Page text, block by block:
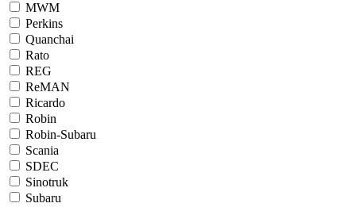
MWM
Perkins
Quanchai
Rato
REG
ReMAN
Ricardo
Robin
Robin-Subaru
Scania
SDEC
Sinotruk
Subaru